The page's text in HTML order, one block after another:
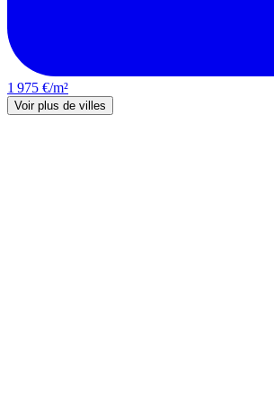
1 975 €/m²
Voir plus de villes